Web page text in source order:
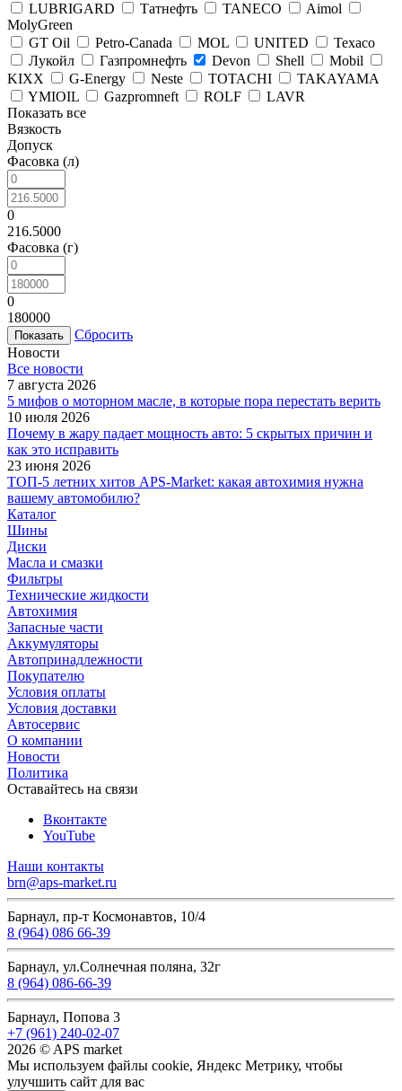
LUBRIGARD
Татнефть TANECO
Aimol
MolyGreen
GT Oil
Petro-Canada MOL UNITED
Texaco
Лукойл
Газпромнефть Devon Shell
Mobil
KIXX
G-Energy Neste TOTACHI
TAKAYAMA
YMIOIL
Gazpromneft ROLF
LAVR
Показать все
Вязкость
Допуск
Фасовка (л)
0
216.5000
Фасовка (г)
0
180000
Сбросить
Новости
Все новости
7 августа 2026
5 мифов о моторном масле, в которые пора перестать верить
10 июля 2026
Почему в жару падает мощность авто: 5 скрытых причин и
как это исправить
23 июня 2026
ТОП-5 летних хитов APS-Market: какая автохимия нужна
вашему автомобилю?
Каталог
Шины
Диски
Масла и смазки
Фильтры
Технические жидкости
Автохимия
Запасные части
Аккумуляторы
Автопринадлежности
Покупателю
Условия оплаты
Условия доставки
Автосервис
О компании
Новости
Политика
Оставайтесь на связи
Вконтакте
YouTube
Наши контакты
brn@aps-market.ru
Барнаул, пр-т Космонавтов, 10/4
8 (964) 086 66-39
Барнаул, ул.Солнечная поляна, 32г
8 (964) 086-66-39
Барнаул, Попова 3
+7 (961) 240-02-07
2026 © APS market
Мы используем файлы cookie, Яндекс Метрику, чтобы
улучшить сайт для вас